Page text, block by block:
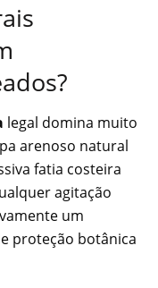
legal domina muito
arenoso natural
fatia costeira
agitação
um
proteção botânica